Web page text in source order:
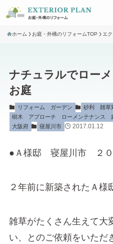
ホーム お庭・外構のリフォームTOP エ
ナチュラルでロー
お庭
リフォーム ガーデン 砂利 雑草
樹木
アプローチ ローメンテナンス
大阪府
寝屋川市 2017.01.12
●Ａ様邸 寝屋川市 ２０
２年前に新築されたＡ様
雑草がたくさん生えて大
い、とのご依頼をいただ